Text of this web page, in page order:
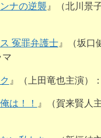
ナの逆襲 』（北川景
冤罪弁護士』（坂口
マ
』（上田竜也主演）
は！！
』（賀来賢人